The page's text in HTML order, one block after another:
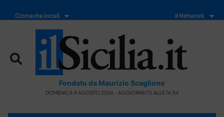
Cronache locali Il Network
Fondato da Maurizio Scaglione
DOMENICA 9 AGOSTO 2026 - AGGIORNATO ALLE 16:54